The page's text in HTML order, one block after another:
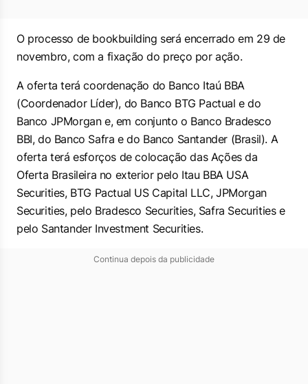
O processo de bookbuilding será encerrado em 29 de
novembro, com a fixação do preço por ação.
A oferta terá coordenação do Banco Itaú BBA
(Coordenador Líder), do Banco BTG Pactual e do
Banco JPMorgan e, em conjunto o Banco Bradesco
BBI, do Banco Safra e do Banco Santander (Brasil). A
oferta terá esforços de colocação das Ações da
Oferta Brasileira no exterior pelo Itau BBA USA
Securities, BTG Pactual US Capital LLC, JPMorgan
Securities, pelo Bradesco Securities, Safra Securities e
pelo Santander Investment Securities.
Continua depois da publicidade